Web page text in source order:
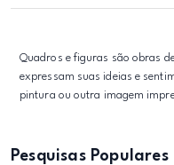
Quadros e figuras são obras
expressam suas ideias e
pintura ou outra imagem
Pesquisas Populares